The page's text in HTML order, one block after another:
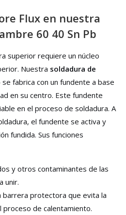
Flux en nuestra
60 40 Sn Pb
superior requiere un núcleo
Nuestra soldadura de
se fabrica con un fundente a base
en su centro. Este fundente
en el proceso de soldadura. A
el fundente se activa y
fundida. Sus funciones
y otros contaminantes de las
unir.
barrera protectora que evita la
proceso de calentamiento.